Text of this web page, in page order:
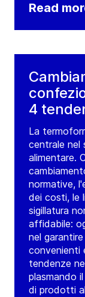
Read
4
La
centrale nel
alimentare.
normative,
dei costi, le
sigillatura
affidabile:
nel
convenienti
tendenze
plasmando
di prodotti